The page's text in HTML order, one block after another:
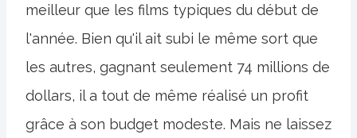
meilleur que les films typiques du début de
l'année. Bien qu'il ait subi le même sort que
les autres, gagnant seulement 74 millions de
dollars, il a tout de même réalisé un profit
grâce à son budget modeste. Mais ne laissez